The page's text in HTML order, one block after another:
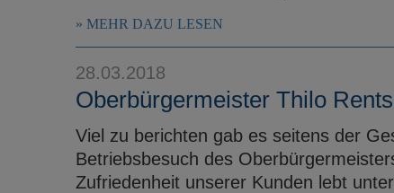
MEHR DAZU LESEN
28.03.2018
Oberbürgermeister Thilo
Viel zu berichten gab es seitens der
Betriebsbesuch des
Zufriedenheit unserer Kunden lebt